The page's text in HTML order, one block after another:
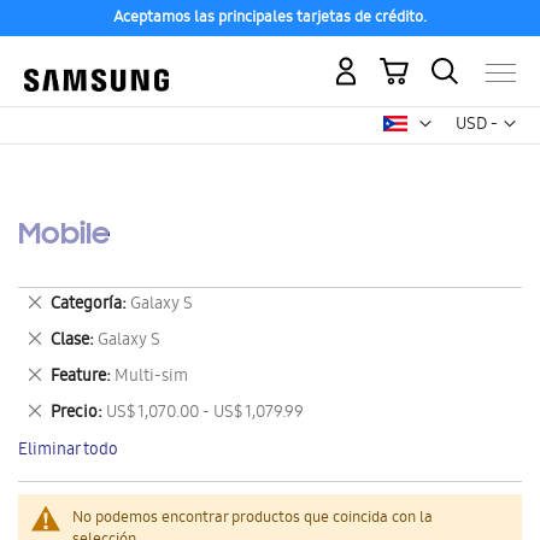
Aceptamos las principales tarjetas de crédito.
USD -
dólar
Mi carrito
Mobile
No podemos encontrar productos que coincida con la
Categoría Galaxy S
Eliminar
este
artículo
Clase Galaxy S
Eliminar
este
artículo
Feature Multi-sim
Eliminar
este
artículo
Precio US$ 1,070.00 - US$ 1,079.99
Eliminar
este
artículo
Eliminar todo